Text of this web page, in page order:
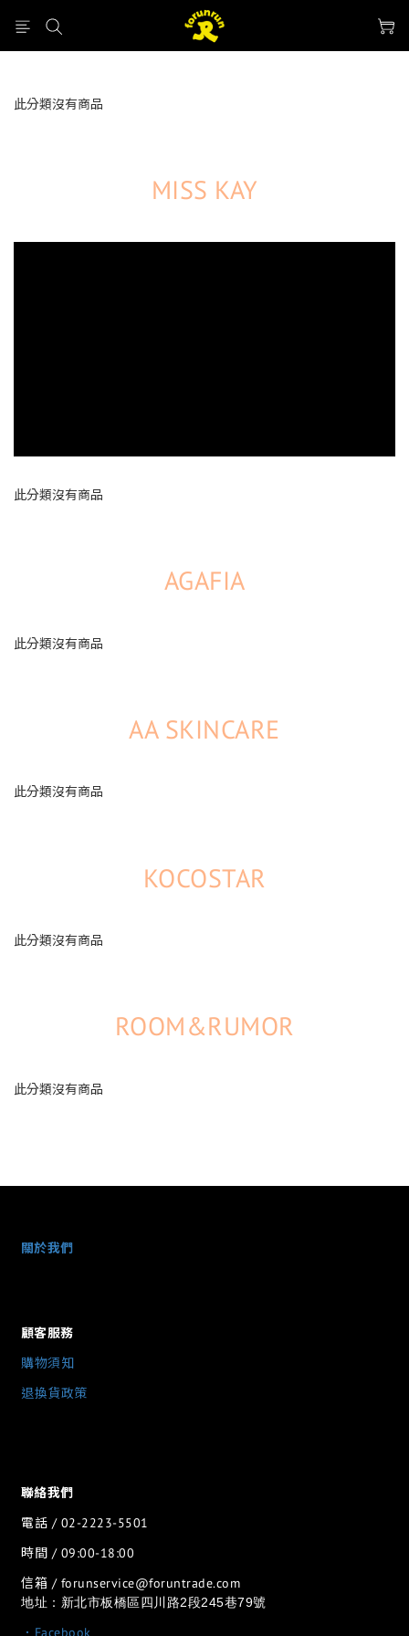
此分類沒有商品
MISS KAY
此分類沒有商品
AGAFIA
此分類沒有商品
AA SKINCARE
此分類沒有商品
KOCOSTAR
此分類沒有商品
ROOM&RUMOR
此分類沒有商品
關於我們
顧客服務
購物須知
退換貨政策
聯絡我們
電話 / 02-2223-5501
時間 / 09:00-18:00
信箱 / forunservice@foruntrade.com
地址：新北市板橋區四川路2段245巷79號
．Facebook